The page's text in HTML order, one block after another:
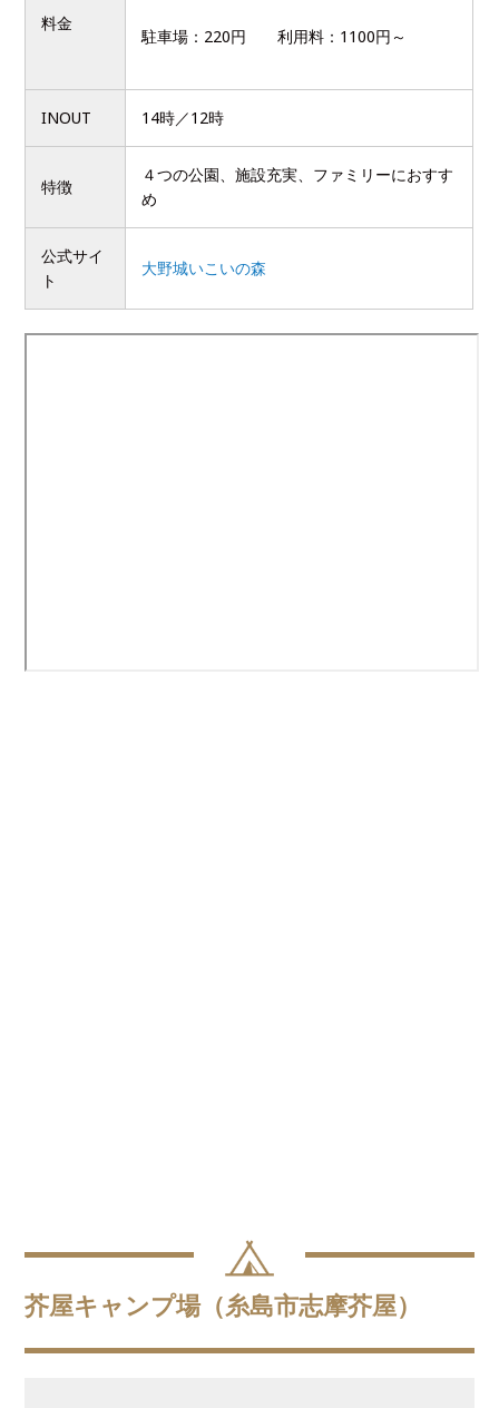
料金
駐車場：220円 利用料：1100円～
INOUT 14時／12時
特徴
４つの公園、施設充実、ファミリーにおすす
め
公式サイ
ト
大野城いこいの森
芥屋キャンプ場（糸島市志摩芥屋）